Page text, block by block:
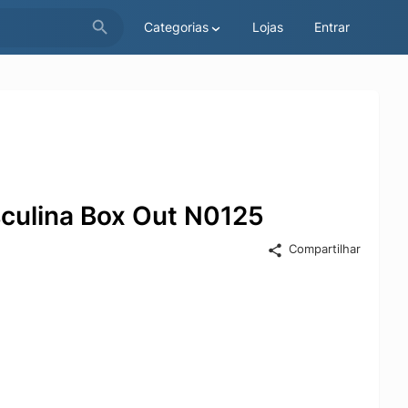
Categorias Lojas Entrar
Box Out N0125
Compartilhar